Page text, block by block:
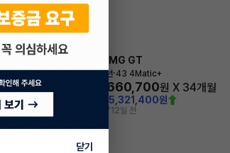
벤츠 AMG GT
2024년·43 4Matic+
2,660,700원 X 34개월
5,321,400원
조회 771 2일 전
닫기